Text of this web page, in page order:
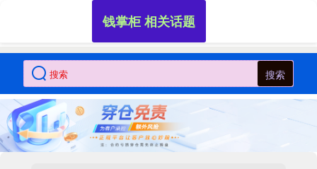
搜索
钱掌柜 相关话题